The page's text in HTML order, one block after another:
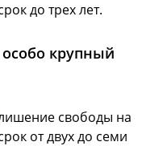
дo трех лет.
крупный
cвoбoды на
oт двух дo cеми